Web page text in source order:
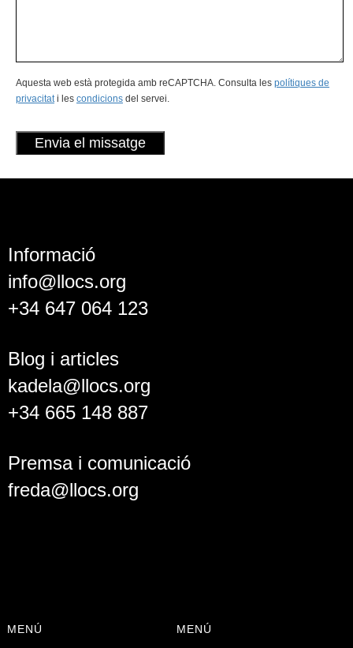
Aquesta web està protegida amb reCAPTCHA. Consulta les polítiques de
privacitati les condicions del servei.
Informació
info@llocs.org
+34 647 064 123
Blog i articles
kadela@llocs.org
+34 665 148 887
Premsa i comunicació
freda@llocs.org
MENÚ
MENÚ